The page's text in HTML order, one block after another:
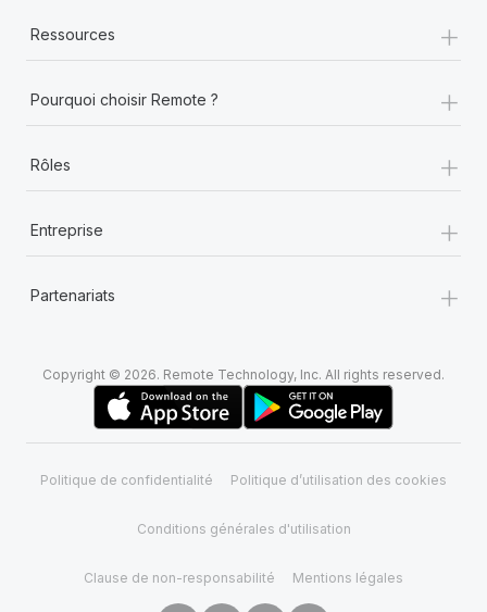
Ressources +
Pourquoi choisir Remote ? +
Rôles +
Entreprise +
Partenariats +
Copyright © 2026. Remote Technology, Inc. All rights reserved.
Politique de confidentialité Politique d’utilisation des cookies
Conditions générales d'utilisation
Clause de non-responsabilité Mentions légales